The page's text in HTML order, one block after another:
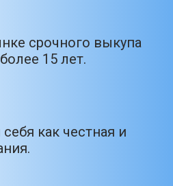
срочного выкупа
15 лет.
как честная и